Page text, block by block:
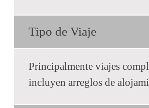
Tipo de Viaje
Principalmente viajes
incluyen arreglos de